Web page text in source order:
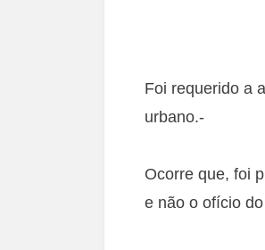
Foi requerido a
urbano.-
Ocorre que, foi
e não o ofício